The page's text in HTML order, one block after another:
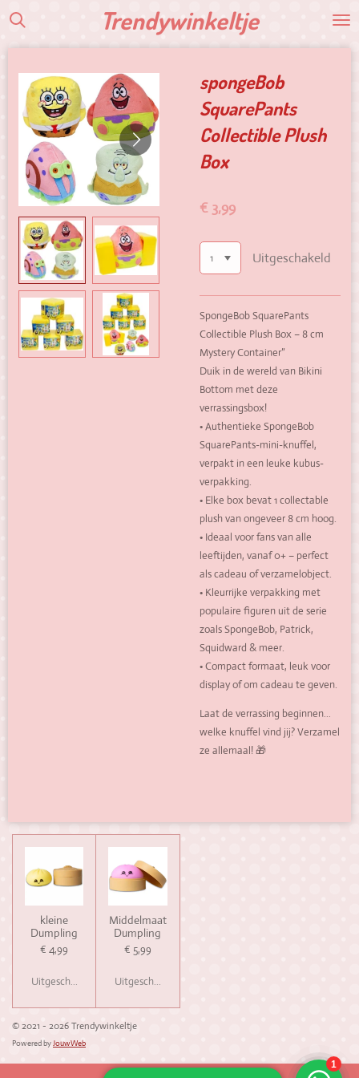
Ga
de
hoofdinhoud
Trendywinkeltje
spongeBob
SquarePants
Collectible Plush
Box
€ 3,99
Uitgeschakeld
SpongeBob SquarePants
Collectible Plush Box – 8 cm
Mystery Container”
Duik in de wereld van Bikini
Bottom met deze
verrassingsbox!
• Authentieke SpongeBob
SquarePants-mini-knuffel,
verpakt in een leuke kubus-
verpakking.
• Elke box bevat 1 collectable
plush van ongeveer 8 cm hoog.
• Ideaal voor fans van alle
leeftijden, vanaf 0+ – perfect
als cadeau of verzamelobject.
• Kleurrijke verpakking met
populaire figuren uit de serie
zoals SpongeBob, Patrick,
Squidward & meer.
• Compact formaat, leuk voor
display of om cadeau te geven.
Laat de verrassing beginnen…
welke knuffel vind jij? Verzamel
ze allemaal! 🎁
kleine
Dumpling
€ 4,99
Uitgeschakeld
Middelmaat
Dumpling
€ 5,99
Uitgeschakeld
© 2021 - 2026 Trendywinkeltje
Powered byJouwWeb